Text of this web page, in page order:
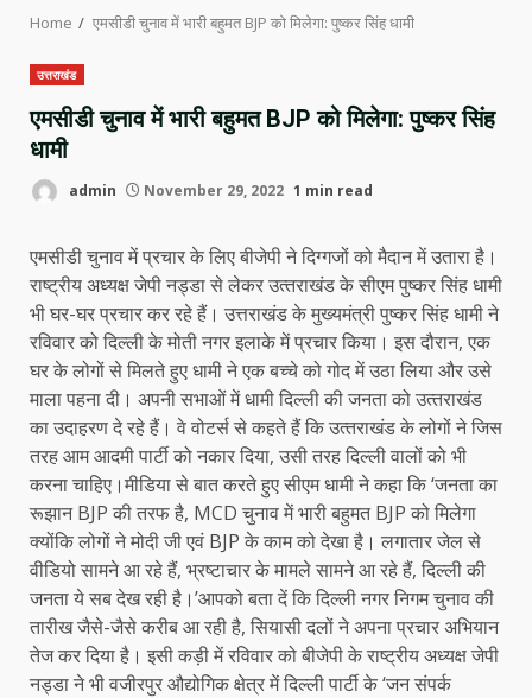
Home एमसीडी चुनाव में भारी बहुमत BJP को मिलेगा: पुष्‍कर सिंह धामी
उत्तराखंड
एमसीडी चुनाव में भारी बहुमत BJP को मिलेगा: पुष्‍कर सिंह
धामी
admin November 29, 2022 1 min read
एमसीडी चुनाव में प्रचार के लिए बीजेपी ने दिग्‍गजों को मैदान में उतारा है।
राष्‍ट्रीय अध्‍यक्ष जेपी नड्डा से लेकर उत्‍तराखंड के सीएम पुष्‍कर सिंह धामी
भी घर-घर प्रचार कर रहे हैं। उत्तराखंड के मुख्यमंत्री पुष्कर सिंह धामी ने
रविवार को दिल्‍ली के मोती नगर इलाके में प्रचार किया। इस दौरान, एक
घर के लोगों से मिलते हुए धामी ने एक बच्‍चे को गोद में उठा लिया और उसे
माला पहना दी। अपनी सभाओं में धामी दिल्‍ली की जनता को उत्‍तराखंड
का उदाहरण दे रहे हैं। वे वोटर्स से कहते हैं कि उत्‍तराखंड के लोगों ने जिस
तरह आम आदमी पार्टी को नकार दिया, उसी तरह दिल्‍ली वालों को भी
करना चाहिए।मीडिया से बात करते हुए सीएम धामी ने कहा कि ‘जनता का
रूझान BJP की तरफ है, MCD चुनाव में भारी बहुमत BJP को मिलेगा
क्योंकि लोगों ने मोदी जी एवं BJP के काम को देखा है। लगातार जेल से
वीडियो सामने आ रहे हैं, भ्रष्टाचार के मामले सामने आ रहे हैं, दिल्ली की
जनता ये सब देख रही है।’आपको बता दें कि दिल्ली नगर निगम चुनाव की
तारीख जैसे-जैसे करीब आ रही है, सियासी दलों ने अपना प्रचार अभियान
तेज कर दिया है। इसी कड़ी में रविवार को बीजेपी के राष्ट्रीय अध्यक्ष जेपी
नड्डा ने भी वजीरपुर औद्योगिक क्षेत्र में दिल्ली पार्टी के ‘जन संपर्क